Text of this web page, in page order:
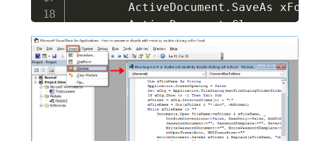
        ActiveDocument
. SaveAs
        ActiveDocument
.Close
        xFileName
= Dir
Wend
    Application
.ScreenUpdating
End